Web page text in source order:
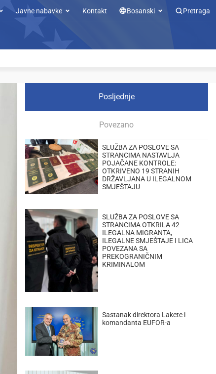
Javne nabavke Kontakt Bosanski Pretraga
Posljednje
Povezano
SLUŽBA ZA POSLOVE SA
STRANCIMA NASTAVLJA
POJAČANE KONTROLE:
OTKRIVENO 19 STRANIH
DRŽAVLJANA U ILEGALNOM
SMJEŠTAJU
SLUŽBA ZA POSLOVE SA
STRANCIMA OTKRILA 42
ILEGALNA MIGRANTA,
ILEGALNE SMJEŠTAJE I LICA
POVEZANA SA
PREKOGRANIČNIM
KRIMINALOM
Sastanak direktora Lakete i
komandanta EUFOR-a